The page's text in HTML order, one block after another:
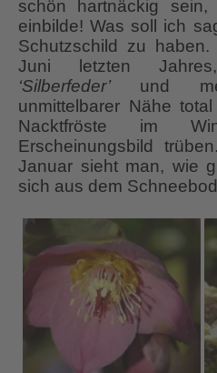
schön hartnäckig
einbilde! Was soll ich
Schutzschild zu
Juni letzten
‘Silberfeder’und
unmittelbarer Nähe
Nacktfröste im
Erscheinungsbild
Januar sieht man, wie
sich aus dem